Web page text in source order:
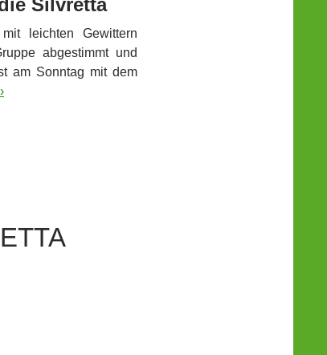
leichten Gewittern
abgestimmt und
am Sonntag mit dem